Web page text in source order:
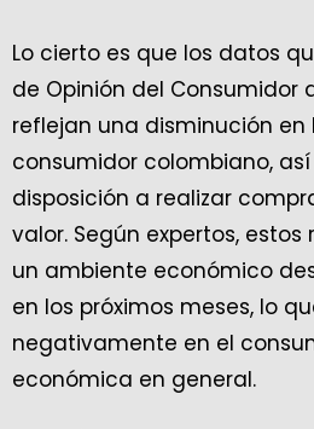
Lo cierto es que los datos
de Opinión del Consumidor
reflejan una disminución
consumidor colombiano,
disposición a realizar
valor. Según expertos,
un ambiente económico
en los próximos meses, lo
negativamente en el
económica en general.